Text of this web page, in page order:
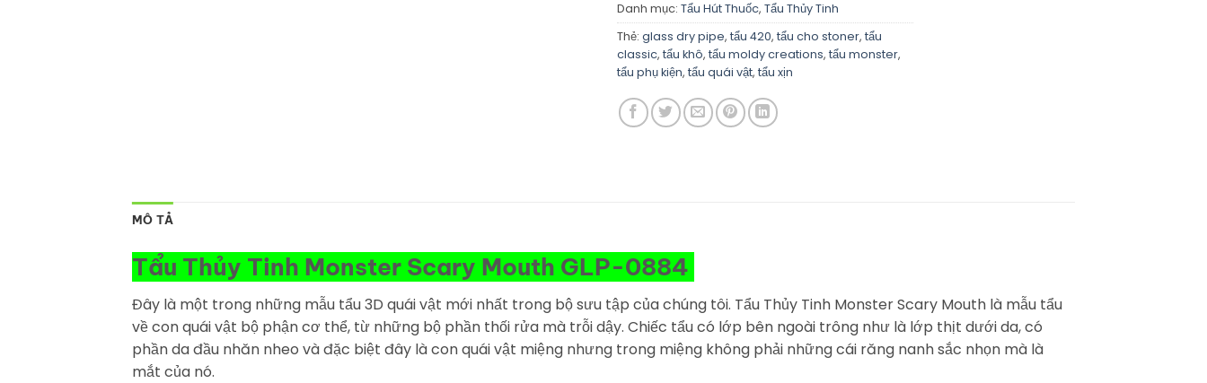
Danh mục: Tẩu Hút Thuốc, Tẩu Thủy Tinh
Thẻ: glass dry pipe, tẩu 420, tẩu cho stoner, tẩu
classic, tẩu khô, tẩu moldy creations, tẩu monster,
tẩu phụ kiện, tẩu quái vật, tẩu xịn
MÔ TẢ
Tẩu Thủy Tinh Monster Scary Mouth GLP-0884
Đây là một trong những mẫu tẩu 3D quái vật mới nhất trong bộ sưu tập của chúng tôi. Tẩu Thủy Tinh Monster Scary Mouth là mẫu tẩu
về con quái vật bộ phận cơ thể, từ những bộ phần thối rửa mà trỗi dậy. Chiếc tẩu có lớp bên ngoài trông như là lớp thịt dưới da, có
phần da đầu nhăn nheo và đặc biệt đây là con quái vật miệng nhưng trong miệng không phải những cái răng nanh sắc nhọn mà là
mắt của nó.